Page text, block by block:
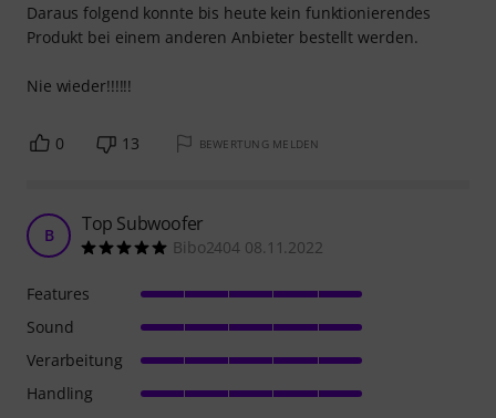
Daraus folgend konnte bis heute kein funktionierendes
Produkt bei einem anderen Anbieter bestellt werden.
Nie wieder!!!!!!
0 13 BEWERTUNG MELDEN
B Top Subwoofer
Bibo2404 08.11.2022
Features
Sound
Verarbeitung
Handling